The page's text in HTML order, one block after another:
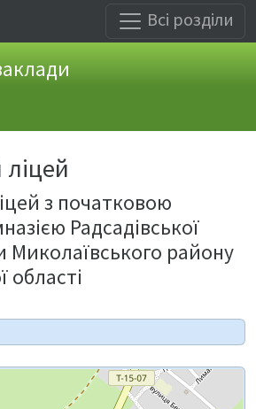
Всі розділи
з початковою
Радсадівської
Миколаївського району
області